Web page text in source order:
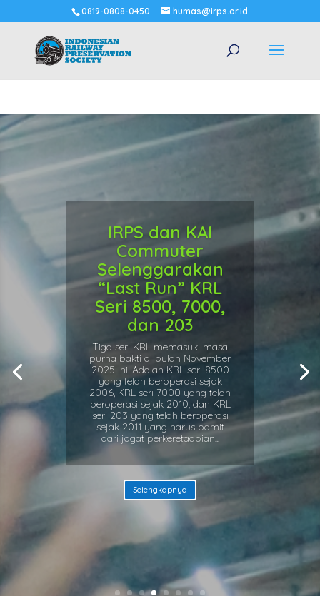
0819-0808-0450 humas@irps.or.id
IRPS dan KAI
Commuter
Selenggarakan
“Last Run” KRL
Seri 8500, 7000,
dan 203
Tiga seri KRL memasuki masa
purna bakti di bulan November
2025 ini. Adalah KRL seri 8500
yang telah beroperasi sejak
2006, KRL seri 7000 yang telah
beroperasi sejak 2010, dan KRL
seri 203 yang telah beroperasi
sejak 2011 yang harus pamit
dari jagat perkeretaapian...
Selengkapnya